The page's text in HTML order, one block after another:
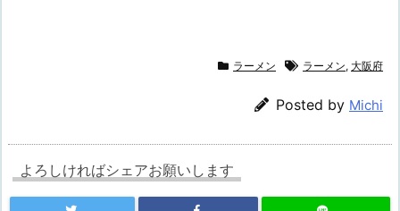
ラーメン ラーメン, 大阪府
Posted by Michi
よろしければシェアお願いします